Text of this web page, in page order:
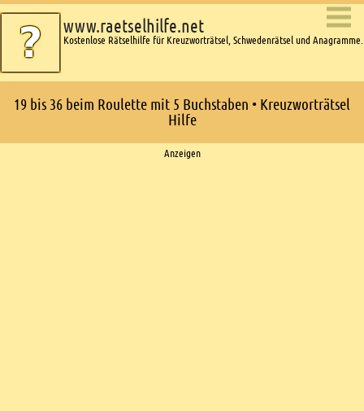
www.raetselhilfe.net
Kostenlose Rätselhilfe für Kreuzworträtsel, Schwedenrätsel und Anagramme.
19 bis 36 beim Roulette mit 5 Buchstaben • Kreuzworträtsel
Hilfe
Anzeigen